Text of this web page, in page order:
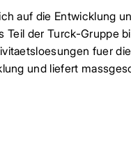
auf die Entwicklung
Teil der Turck-Gruppe
fuer
und liefert